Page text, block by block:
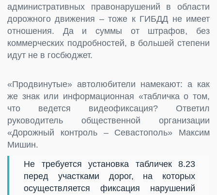
административных правонарушений в области
дорожного движения – тоже к ГИБДД не имеет
отношения. Да и суммы от штрафов, без
коммерческих подробностей, в большей степени
идут не в госбюджет.
«Продвинутые» автолюбители намекают: а как
же знак или информационная «табличка о том,
что ведется видеофиксация? Ответил
руководитель общественной организации
«Дорожный контроль – Севастополь» Максим
Мишин.
Не требуется установка табличек 8.23
перед участками дорог, на которых
осуществляется фиксация нарушений